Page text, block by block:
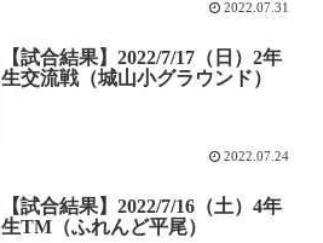
2022.07.31
【試合結果】2022/7/17（日）2年
生交流戦（城山小グラウンド）
2022.07.24
【試合結果】2022/7/16（土）4年
生TM（ふれんど平尾）